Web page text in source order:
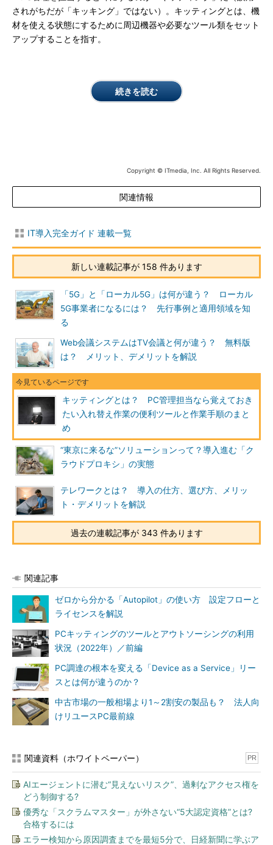
されがちだが「キッキング」ではない）。キッティングとは、機
材を使える状態にするために周辺機器や必要なツール類をセット
アップすることを指す。
続きを読む
Copyright © ITmedia, Inc. All Rights Reserved.
関連情報
IT導入完全ガイド 連載一覧
新しい連載記事が 158 件あります
「5G」と「ローカル5G」は何が違う？ ローカル
5G事業者になるには？ 先行事例と適用領域を知
る
Web会議システムはTV会議と何が違う？ 無料版
は？ メリット、デメリットを解説
キッティングとは？ PC管理担当なら覚えておき
たい入れ替え作業の便利ツールと作業手順のまと
め
“東京に来るな”ソリューションって？導入進む「ク
ラウドプロキシ」の実態
テレワークとは？ 導入の仕方、選び方、メリッ
ト・デメリットを解説
過去の連載記事が 343 件あります
関連記事
ゼロから分かる「Autopilot」の使い方 設定フローと
ライセンスを解説
PCキッティングのツールとアウトソーシングの利用
状況（2022年）／前編
PC調達の根本を変える「Device as a Service」リー
スとは何が違うのか？
中古市場の一般相場より1～2割安の製品も？ 法人向
けリユースPC最前線
関連資料（ホワイトペーパー） PR
AIエージェントに潜む“見えないリスク”、過剰なアクセス権を
どう制御する?
優秀な「スクラムマスター」が外さない“5大認定資格”とは?
合格するには
エラー検知から原因調査までを最短5分で、日経新聞に学ぶア